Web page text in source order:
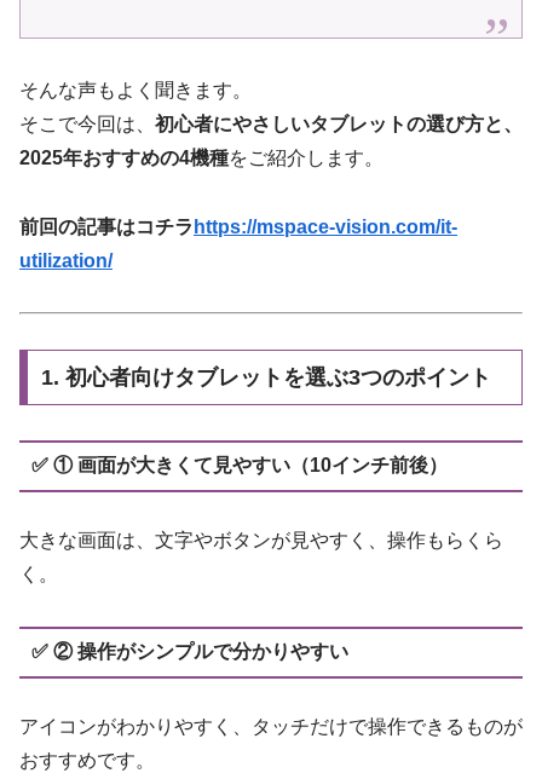
そんな声もよく聞きます。
そこで今回は、 初心者にやさしいタブレットの選び方と、
2025年おすすめの4機種をご紹介します。
前回の記事はコチラ https://mspace-vision.com/it-
utilization/
1. 初心者向けタブレットを選ぶ3つのポイント
✅ ① 画面が大きくて見やすい（10インチ前後）
大きな画面は、文字やボタンが見やすく、操作もらくら
く。
✅ ② 操作がシンプルで分かりやすい
アイコンがわかりやすく、タッチだけで操作できるものが
おすすめです。